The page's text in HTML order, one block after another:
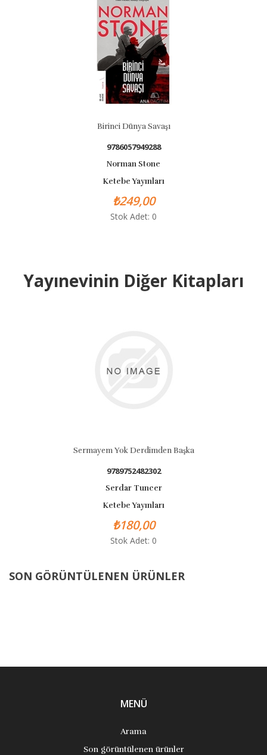
Birinci Dünya Savaşı
Ketebe Yayınları
Yayınevinin Diğer Kitapları
Sermayem Yok Derdimden Başka
9789752482302
Serdar Tuncer
Ketebe Yayınları
₺180,00
Stok Adet: 0
SON GÖRÜNTÜLENEN ÜRÜNLER
MENÜ
Arama
Son görüntülenen ürünler